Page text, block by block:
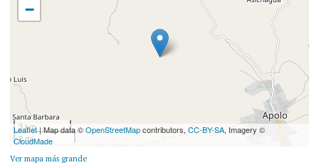
−
3 km
2 mi
Leaflet| Map data ©OpenStreetMapcontributors,CC-BY-SA, Imagery ©
CloudMade
Ver mapa más grande